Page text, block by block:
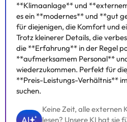
**Klimaanlage** und
es ein **modernes** und **gut
für diejenigen, die Komfort und
Trotz kleinerer Details, die
die **Erfahrung** in der Regel
**aufmerksamem Personal**
wiederzukommen. Perfekt für
**Preis-Leistungs-Verhältnis**
suchen.
AI
Keine Zeit, alle externen
lesen? Unsere KI hat sie